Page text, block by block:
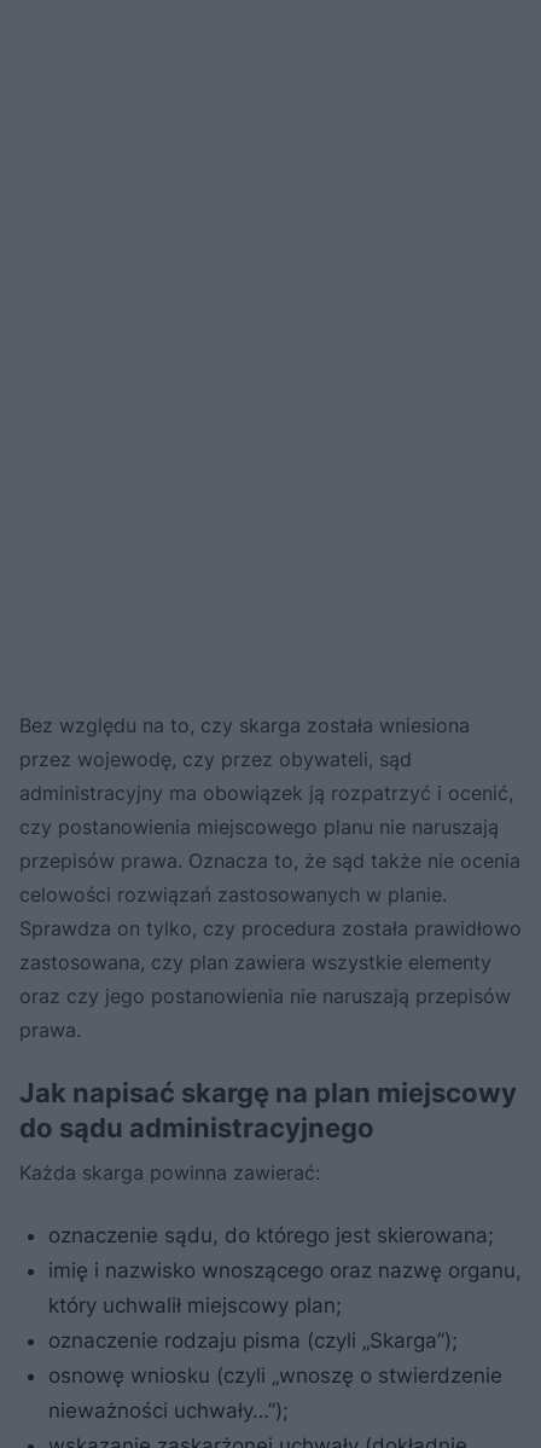
Bez względu na to, czy skarga została wniesiona
przez wojewodę, czy przez obywateli, sąd
administracyjny ma obowiązek ją rozpatrzyć i ocenić,
czy postanowienia miejscowego planu nie naruszają
przepisów prawa. Oznacza to, że sąd także nie ocenia
celowości rozwiązań zastosowanych w planie.
Sprawdza on tylko, czy procedura została prawidłowo
zastosowana, czy plan zawiera wszystkie elementy
oraz czy jego postanowienia nie naruszają przepisów
prawa.
Jak napisać skargę na plan miejscowy
do sądu administracyjnego
Każda skarga powinna zawierać:
oznaczenie sądu, do którego jest skierowana;
imię i nazwisko wnoszącego oraz nazwę organu,
który uchwalił miejscowy plan;
oznaczenie rodzaju pisma (czyli „Skarga”);
osnowę wniosku (czyli „wnoszę o stwierdzenie
nieważności uchwały…”);